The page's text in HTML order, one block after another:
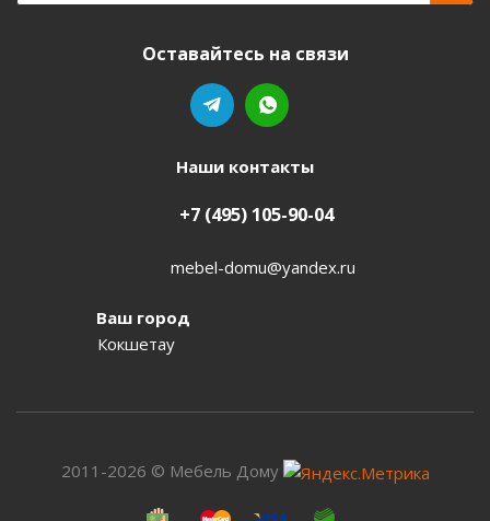
Оставайтесь на связи
Наши контакты
+7 (495) 105-90-04
mebel-domu@yandex.ru
Ваш город
Кокшетау
2011-2026 © Мебель Дому